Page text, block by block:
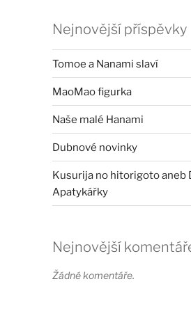
Nejnovější příspěvky
Tomoe a Nanami slaví
MaoMao figurka
Naše malé Hanami
Dubnové novinky
Kusurija no hitorigoto aneb
Apatykářky
Nejnovější
Žádné komentáře.